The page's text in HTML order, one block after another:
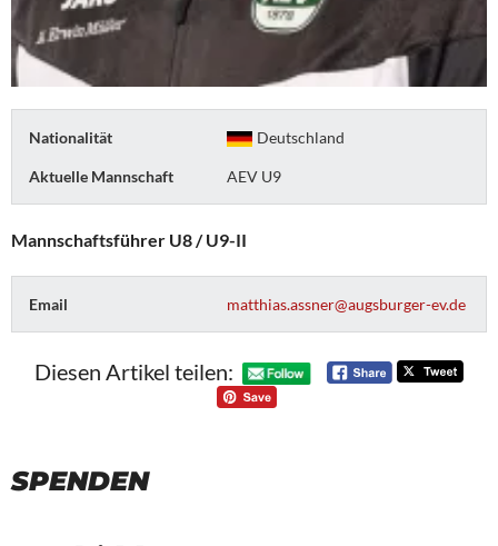
Nationalität Deutschland
Aktuelle Mannschaft AEV U9
Mannschaftsführer U8 / U9-II
Email matthias.assner@augsburger-ev.de
Diesen Artikel teilen:
SPENDEN